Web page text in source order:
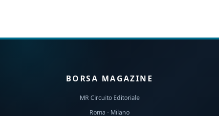
BORSA MAGAZINE
MR Circuito Editoriale
Roma - Milano